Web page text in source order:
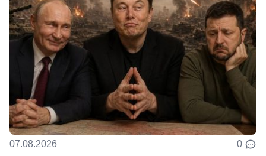
07.08.2026 0